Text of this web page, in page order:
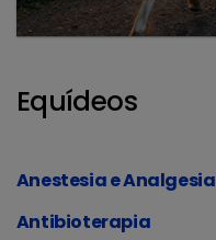
Equídeos
Anestesia e Analgesia
Antibioterapia